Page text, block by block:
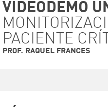
VÍDEODEMO
PACIENTE
PROF. RAQUEL FRANCES